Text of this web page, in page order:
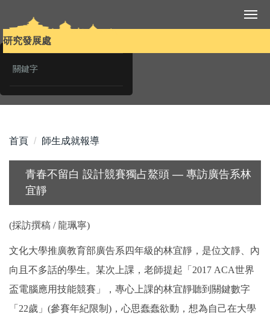
主
要
內
區
研究發展處
首頁 師生成就報導
青春不留白 設計競賽獨占鰲頭 — 專訪廣告系林
宜靜
(採訪撰稿 / 龍珮寧)
文化大學推廣教育部廣告系四年級的林宜靜，是位文靜、內
向且不多話的學生。某次上課，老師提起「2017 ACA世界
盃電腦應用技能競賽」，專心上課的林宜靜聽到關鍵數字
「22歲」(參賽年紀限制)，心思蠢蠢欲動，想為自己在大學